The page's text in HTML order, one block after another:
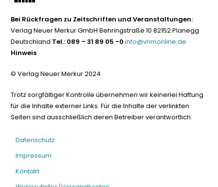
Bei Rückfragen zu Zeitschriften und Veranstaltungen:
Verlag Neuer Merkur GmbH Behringstraße 10 82152 Planegg
Deutschland Tel.: 089 – 31 89 05 -0 info@vnmonline.de
Hinweis
© Verlag Neuer Merkur 2024
Trotz sorgfältiger Kontrolle übernehmen wir keinerlei Haftung
für die Inhalte externer Links. Für die Inhalte der verlinkten
Seiten sind ausschließlich deren Betreiber verantwortlich.
Datenschutz
Impressum
Kontakt